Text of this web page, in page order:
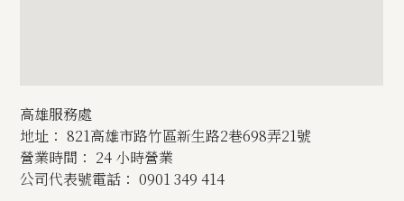
高雄服務處
地址： 821高雄市路竹區新生路2巷698弄21號
營業時間： 24 小時營業
公司代表號電話： 0901 349 414